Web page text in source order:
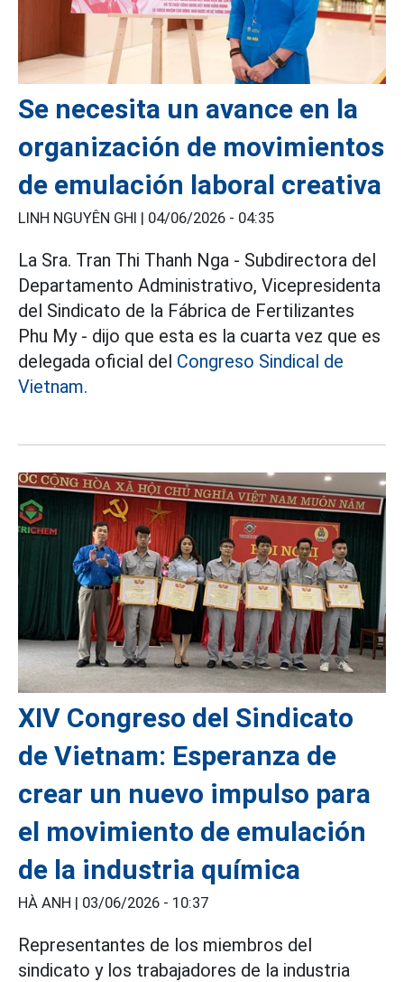
Se necesita un avance en la
organización de movimientos
de emulación laboral creativa
LINH NGUYÊN GHI | 04/06/2026 - 04:35
La Sra. Tran Thi Thanh Nga - Subdirectora del
Departamento Administrativo, Vicepresidenta
del Sindicato de la Fábrica de Fertilizantes
Phu My - dijo que esta es la cuarta vez que es
delegada oficial del Congreso Sindical de
Vietnam.
XIV Congreso del Sindicato
de Vietnam: Esperanza de
crear un nuevo impulso para
el movimiento de emulación
de la industria química
HÀ ANH | 03/06/2026 - 10:37
Representantes de los miembros del
sindicato y los trabajadores de la industria